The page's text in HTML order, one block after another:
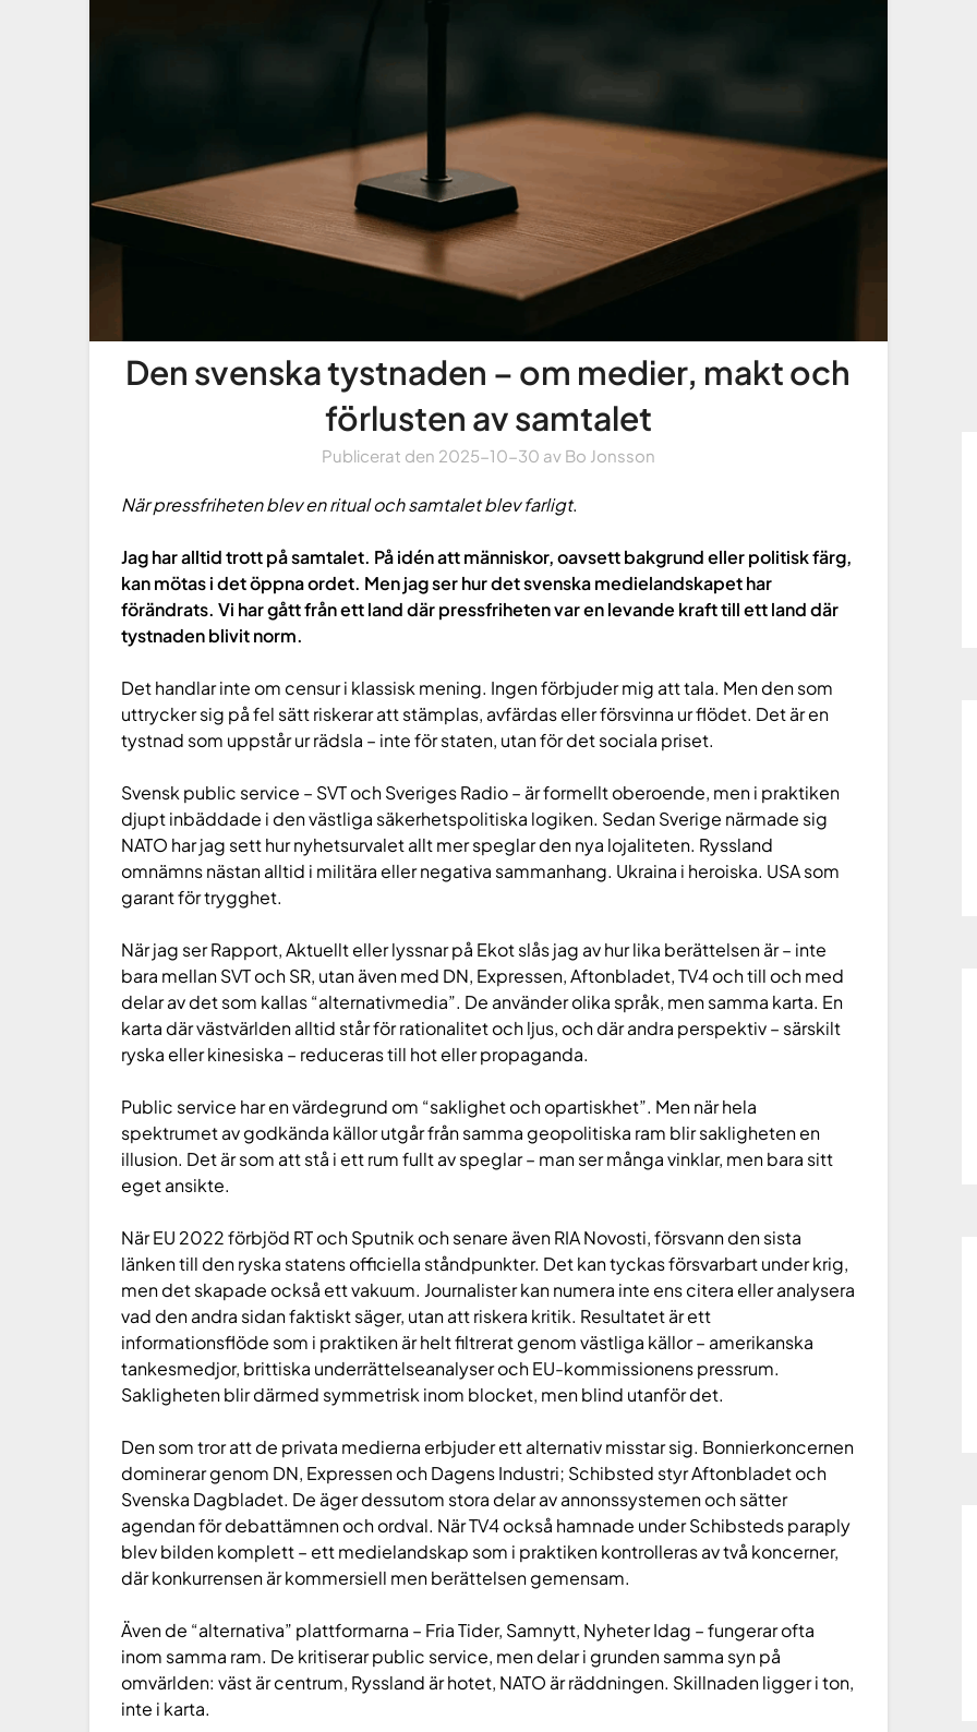
Den svenska tystnaden – om medier, makt och
förlusten av samtalet
Publicerat den 2025-10-30 av Bo Jonsson
När pressfriheten blev en ritual och samtalet blev farligt.
Jag har alltid trott på samtalet. På idén att människor, oavsett bakgrund eller politisk färg,
kan mötas i det öppna ordet. Men jag ser hur det svenska medielandskapet har
förändrats. Vi har gått från ett land där pressfriheten var en levande kraft till ett land där
tystnaden blivit norm.
Det handlar inte om censur i klassisk mening. Ingen förbjuder mig att tala. Men den som
uttrycker sig på fel sätt riskerar att stämplas, avfärdas eller försvinna ur flödet. Det är en
tystnad som uppstår ur rädsla – inte för staten, utan för det sociala priset.
Svensk public service – SVT och Sveriges Radio – är formellt oberoende, men i praktiken
djupt inbäddade i den västliga säkerhetspolitiska logiken. Sedan Sverige närmade sig
NATO har jag sett hur nyhetsurvalet allt mer speglar den nya lojaliteten. Ryssland
omnämns nästan alltid i militära eller negativa sammanhang. Ukraina i heroiska. USA som
garant för trygghet.
När jag ser Rapport, Aktuellt eller lyssnar på Ekot slås jag av hur lika berättelsen är – inte
bara mellan SVT och SR, utan även med DN, Expressen, Aftonbladet, TV4 och till och med
delar av det som kallas “alternativmedia”. De använder olika språk, men samma karta. En
karta där västvärlden alltid står för rationalitet och ljus, och där andra perspektiv – särskilt
ryska eller kinesiska – reduceras till hot eller propaganda.
Public service har en värdegrund om “saklighet och opartiskhet”. Men när hela
spektrumet av godkända källor utgår från samma geopolitiska ram blir sakligheten en
illusion. Det är som att stå i ett rum fullt av speglar – man ser många vinklar, men bara sitt
eget ansikte.
När EU 2022 förbjöd RT och Sputnik och senare även RIA Novosti, försvann den sista
länken till den ryska statens officiella ståndpunkter. Det kan tyckas försvarbart under krig,
men det skapade också ett vakuum. Journalister kan numera inte ens citera eller analysera
vad den andra sidan faktiskt säger, utan att riskera kritik. Resultatet är ett
informationsflöde som i praktiken är helt filtrerat genom västliga källor – amerikanska
tankesmedjor, brittiska underrättelseanalyser och EU-kommissionens pressrum.
Sakligheten blir därmed symmetrisk inom blocket, men blind utanför det.
Den som tror att de privata medierna erbjuder ett alternativ misstar sig. Bonnierkoncernen
dominerar genom DN, Expressen och Dagens Industri; Schibsted styr Aftonbladet och
Svenska Dagbladet. De äger dessutom stora delar av annonssystemen och sätter
agendan för debattämnen och ordval. När TV4 också hamnade under Schibsteds paraply
blev bilden komplett – ett medielandskap som i praktiken kontrolleras av två koncerner,
där konkurrensen är kommersiell men berättelsen gemensam.
Även de “alternativa” plattformarna – Fria Tider, Samnytt, Nyheter Idag – fungerar ofta
inom samma ram. De kritiserar public service, men delar i grunden samma syn på
omvärlden: väst är centrum, Ryssland är hotet, NATO är räddningen. Skillnaden ligger i ton,
inte i karta.